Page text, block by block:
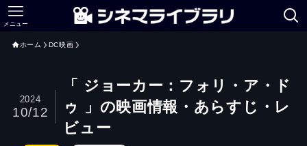
メニュー
ホーム DC映画
「 ジョーカー：フォリ・ア・ド
ゥ 」の映画情報・あらすじ・レ
ビュー
2024
10/12